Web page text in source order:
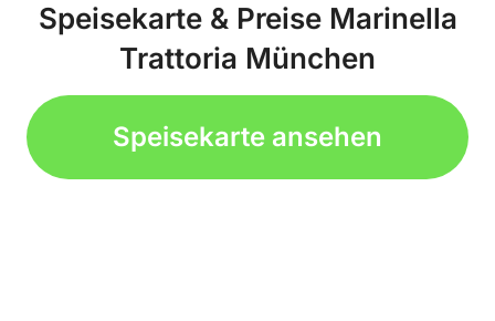
Speisekarte & Preise Marinella
Trattoria München
Speisekarte ansehen